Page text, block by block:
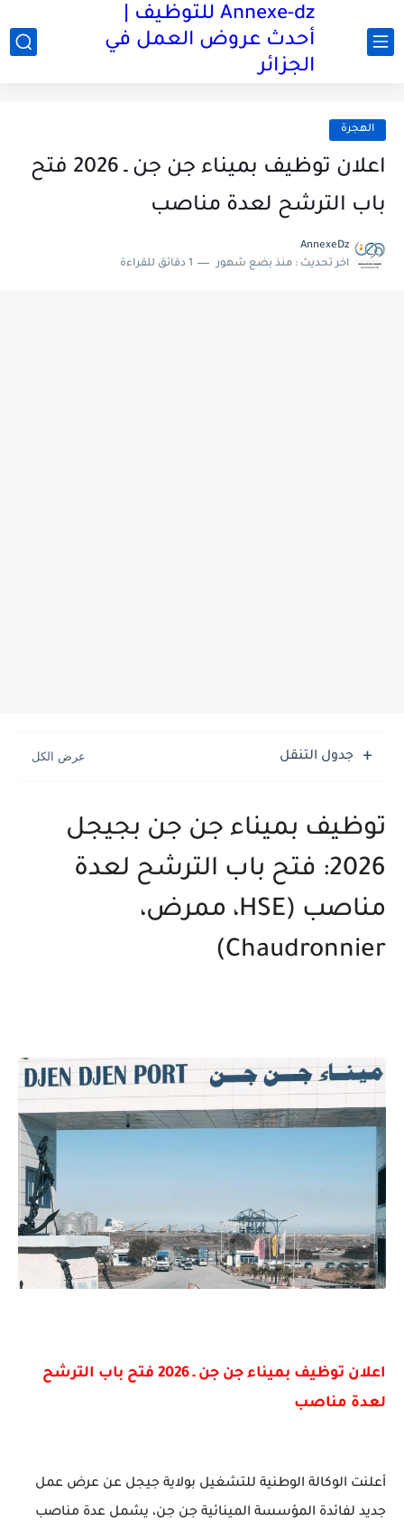
Annexe-dz للتوظيف |
أحدث عروض العمل في
الجزائر
الهجرة
اعلان توظيف بميناء جن جن ـ 2026 فتح
باب الترشح لعدة مناصب
AnnexeDz
اخر تحديث : منذ بضع شهور 1 دقائق للقراءة
جدول التنقل
توظيف بميناء جن جن بجيجل
2026: فتح باب الترشح لعدة
مناصب (HSE، ممرض،
Chaudronnier)
اعلان توظيف بميناء جن جن ـ 2026 فتح باب الترشح
لعدة مناصب
أعلنت الوكالة الوطنية للتشغيل بولاية جيجل عن عرض عمل
جديد لفائدة المؤسسة المينائية جن جن، يشمل عدة مناصب